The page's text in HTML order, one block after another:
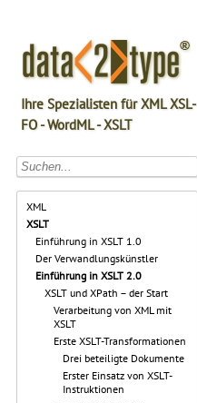
Ihre Spezialisten für XML XSL-
FO - WordML - XSLT
XML
XSLT
Einführung in XSLT 1.0
Der Verwandlungskünstler
Einführung in XSLT 2.0
XSLT und XPath – der Start
Verarbeitung von XML mit
XSLT
Erste XSLT-Transformationen
Drei beteiligte Dokumente
Erster Einsatz von XSLT-
Instruktionen